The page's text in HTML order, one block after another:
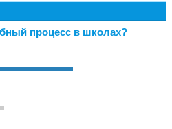
процесс в школах?